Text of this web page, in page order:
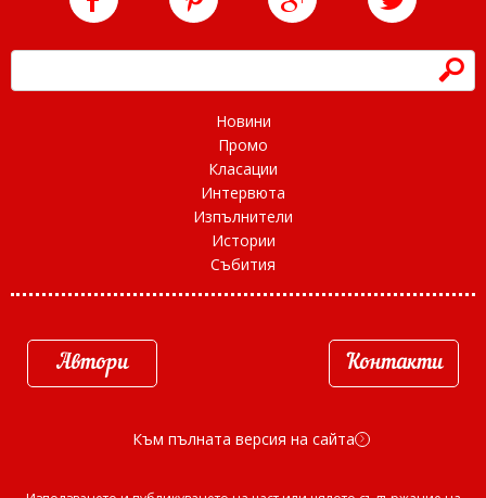
h
Новини
Промо
Класации
Интервюта
Изпълнители
Истории
Събития
Автори Контакти
Към пълната версия на сайта d